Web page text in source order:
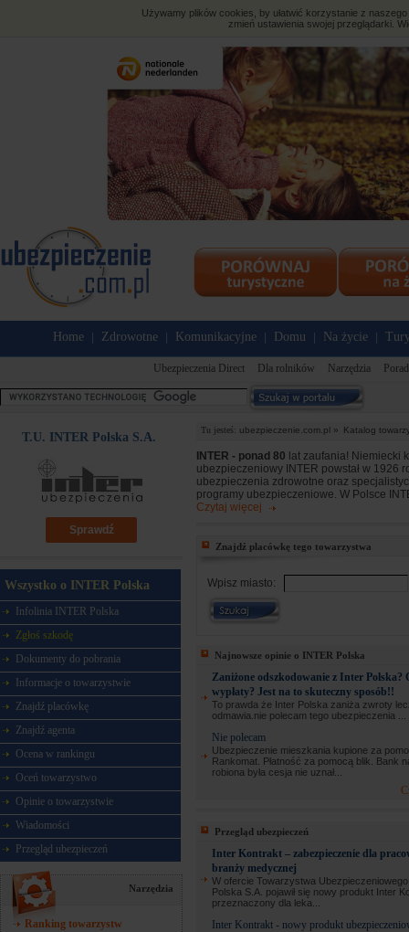
Używamy plików cookies, by ułatwić korzystanie z
zmień ustawienia swojej przeglądarki.
Home Zdrowotne Komunikacyjne Domu Na życie
Ubezpieczenia Direct Dla rolników Narzędzia
T.U. INTER Polska S.A.
Sprawdź
Wszystko o INTER Polska
Infolinia INTER Polska
Zgłoś szkodę
Dokumenty do pobrania
Informacje o towarzystwie
Znajdź placówkę
Znajdź agenta
Ocena w rankingu
Oceń towarzystwo
Opinie o towarzystwie
Wiadomości
Przegląd ubezpieczeń
Narzędzia
Ranking towarzystw
Tu jesteś: ubezpieczenie.com.pl » Katalog
INTER - ponad 80 lat zaufania! Niemiecki
ubezpieczeniowy INTER powstał w 1926
ubezpieczenia zdrowotne oraz
programy ubezpieczeniowe. W Polsce
Czytaj więcej
Znajdź placówkę tego towarzystwa
Wpisz miasto:
Najnowsze opinie o INTER Polska
Zaniżone odszkodowanie z Inter Polska?
wypłaty? Jest na to skuteczny sposób!!
To prawda że Inter Polska zaniża zwroty
odmawia.nie polecam tego ubezpieczenia ...
Nie polecam
Ubezpieczenie mieszkania kupione za
Rankomat. Płatność za pomocą blik. Bank
robiona była cesja nie uznał...
Przegląd ubezpieczeń
Inter Kontrakt – zabezpieczenie dla
branży medycznej
W ofercie Towarzystwa
Polska S.A. pojawił się nowy produkt Inter
przeznaczony dla leka...
Inter Kontrakt - nowy produkt